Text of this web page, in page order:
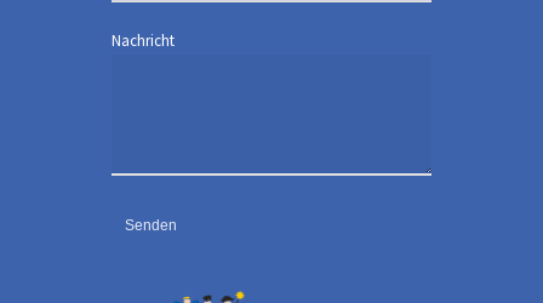
Nachricht